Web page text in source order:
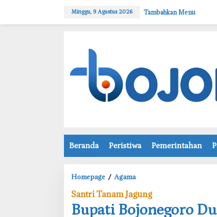
w
Minggu, 9 Agustus 2026 Tambahkan Menu
Beranda Peristiwa Pemerintahan
Homepage / AgamaB
p
a
Santri Tanam Jagung
Bupati Bojonegoro